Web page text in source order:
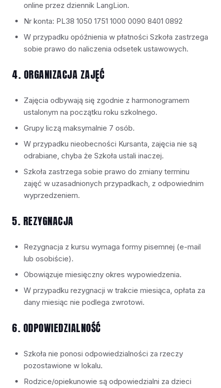
online przez dziennik LangLion.
Nr konta: PL38 1050 1751 1000 0090 8401 0892
W przypadku opóźnienia w płatności Szkoła zastrzega
sobie prawo do naliczenia odsetek ustawowych.
4. ORGANIZACJA ZAJĘĆ
Zajęcia odbywają się zgodnie z harmonogramem
ustalonym na początku roku szkolnego.
Grupy liczą maksymalnie 7 osób.
W przypadku nieobecności Kursanta, zajęcia nie są
odrabiane, chyba że Szkoła ustali inaczej.
Szkoła zastrzega sobie prawo do zmiany terminu
zajęć w uzasadnionych przypadkach, z odpowiednim
wyprzedzeniem.
5. REZYGNACJA
Rezygnacja z kursu wymaga formy pisemnej (e-mail
lub osobiście).
Obowiązuje miesięczny okres wypowiedzenia.
W przypadku rezygnacji w trakcie miesiąca, opłata za
dany miesiąc nie podlega zwrotowi.
6. ODPOWIEDZIALNOŚĆ
Szkoła nie ponosi odpowiedzialności za rzeczy
pozostawione w lokalu.
Rodzice/opiekunowie są odpowiedzialni za dzieci